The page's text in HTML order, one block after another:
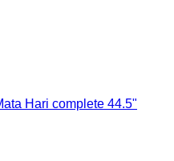
Hari complete 44.5"